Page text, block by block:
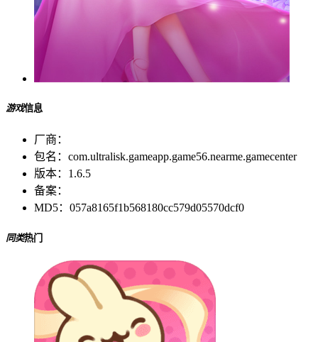
游戏信息
厂商：
包名： com.ultralisk.gameapp.game56.nearme.gamecenter
版本： 1.6.5
备案：
MD5： 057a8165f1b568180cc579d05570dcf0
同类热门